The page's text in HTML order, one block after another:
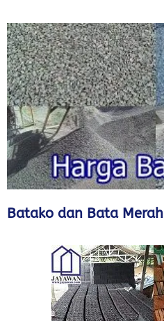
Batako dan Bata Merah